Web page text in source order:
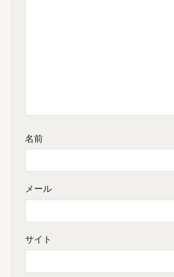
名前
メール
サイト